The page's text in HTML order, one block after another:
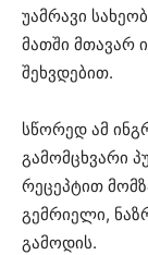
უამრავი
მათში მთავარ
შეხვდებით.
სწორედ ამ
გამომცხვარი
რეცეპტით
გემრიელი,
გამოდის.